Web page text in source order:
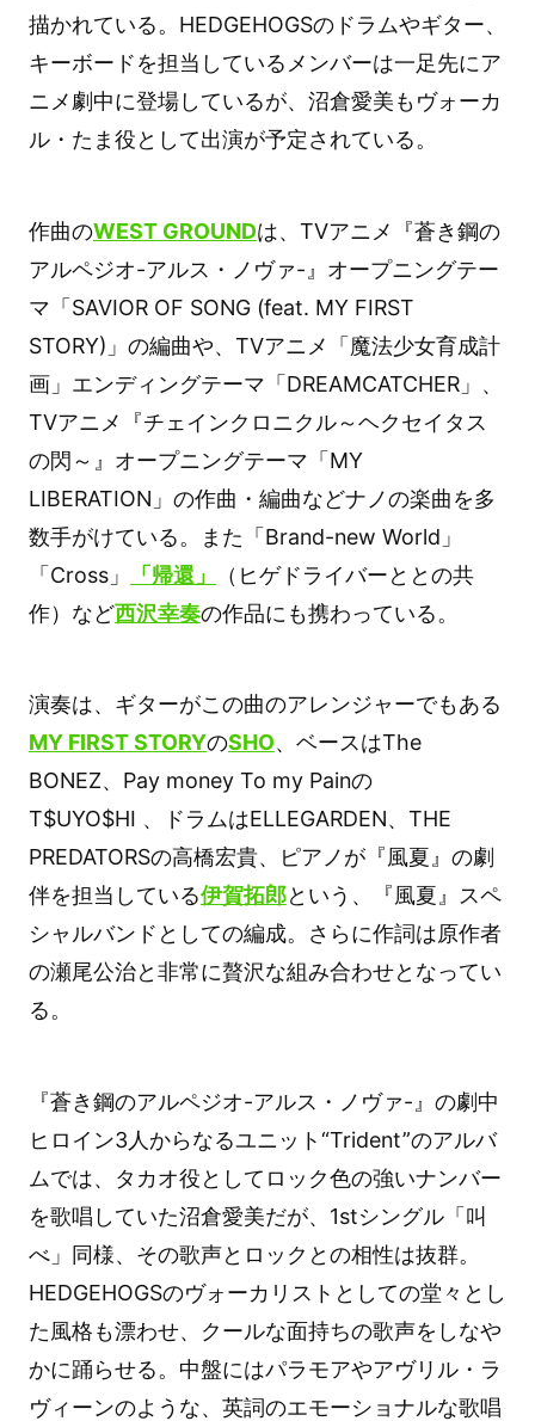
描かれている。HEDGEHOGSのドラムやギター、
キーボードを担当しているメンバーは一足先にア
ニメ劇中に登場しているが、沼倉愛美もヴォーカ
ル・たま役として出演が予定されている。
作曲のWEST GROUNDは、TVアニメ『蒼き鋼の
アルペジオ-アルス・ノヴァ-』オープニングテー
マ「SAVIOR OF SONG (feat. MY FIRST
STORY)」の編曲や、TVアニメ「魔法少女育成計
画」エンディングテーマ「DREAMCATCHER」、
TVアニメ『チェインクロニクル～ヘクセイタス
の閃～』オープニングテーマ「MY
LIBERATION」の作曲・編曲などナノの楽曲を多
数手がけている。また「Brand-new World」
「Cross」
「帰還」
（ヒゲドライバーととの共
作）など西沢幸奏の作品にも携わっている。
演奏は、ギターがこの曲のアレンジャーでもある
MY FIRST STORYのSHO、ベースはThe
BONEZ、Pay money To my Painの
T$UYO$HI 、ドラムはELLEGARDEN、THE
PREDATORSの高橋宏貴、ピアノが『風夏』の劇
伴を担当している伊賀拓郎という、『風夏』スペ
シャルバンドとしての編成。さらに作詞は原作者
の瀬尾公治と非常に贅沢な組み合わせとなってい
る。
『蒼き鋼のアルペジオ-アルス・ノヴァ-』の劇中
ヒロイン3人からなるユニット“Trident”のアルバ
ムでは、タカオ役としてロック色の強いナンバー
を歌唱していた沼倉愛美だが、1stシングル「叫
べ」同様、その歌声とロックとの相性は抜群。
HEDGEHOGSのヴォーカリストとしての堂々とし
た風格も漂わせ、クールな面持ちの歌声をしなや
かに踊らせる。中盤にはパラモアやアヴリル・ラ
ヴィーンのような、英詞のエモーショナルな歌唱